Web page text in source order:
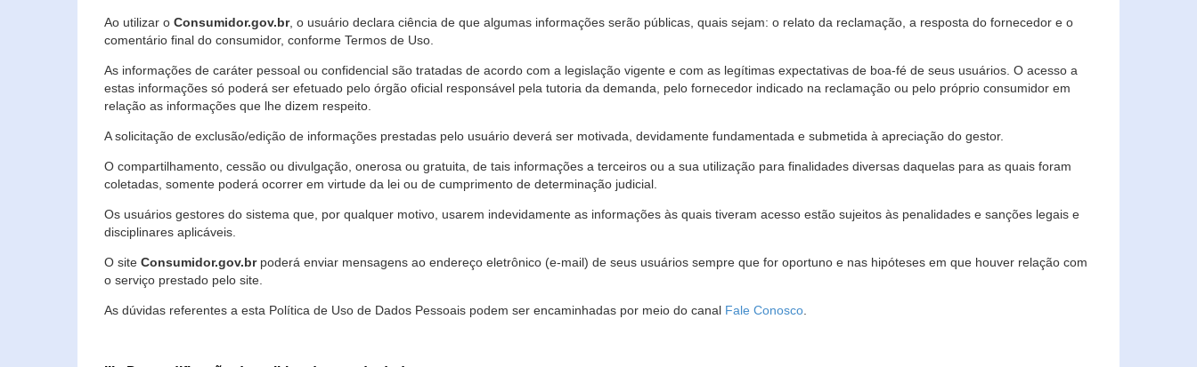
Ao utilizar o Consumidor.gov.br, o usuário declara ciência de que algumas informações serão públicas, quais sejam: o relato da reclamação, a resposta do fornecedor e o
comentário final do consumidor, conforme Termos de Uso.
As informações de caráter pessoal ou confidencial são tratadas de acordo com a legislação vigente e com as legítimas expectativas de boa-fé de seus usuários. O acesso a
estas informações só poderá ser efetuado pelo órgão oficial responsável pela tutoria da demanda, pelo fornecedor indicado na reclamação ou pelo próprio consumidor em
relação as informações que lhe dizem respeito.
A solicitação de exclusão/edição de informações prestadas pelo usuário deverá ser motivada, devidamente fundamentada e submetida à apreciação do gestor.
O compartilhamento, cessão ou divulgação, onerosa ou gratuita, de tais informações a terceiros ou a sua utilização para finalidades diversas daquelas para as quais foram
coletadas, somente poderá ocorrer em virtude da lei ou de cumprimento de determinação judicial.
Os usuários gestores do sistema que, por qualquer motivo, usarem indevidamente as informações às quais tiveram acesso estão sujeitos às penalidades e sanções legais e
disciplinares aplicáveis.
O site Consumidor.gov.brpoderá enviar mensagens ao endereço eletrônico (e-mail) de seus usuários sempre que for oportuno e nas hipóteses em que houver relação com
o serviço prestado pelo site.
As dúvidas referentes a esta Política de Uso de Dados Pessoais podem ser encaminhadas por meio do canal Fale Conosco